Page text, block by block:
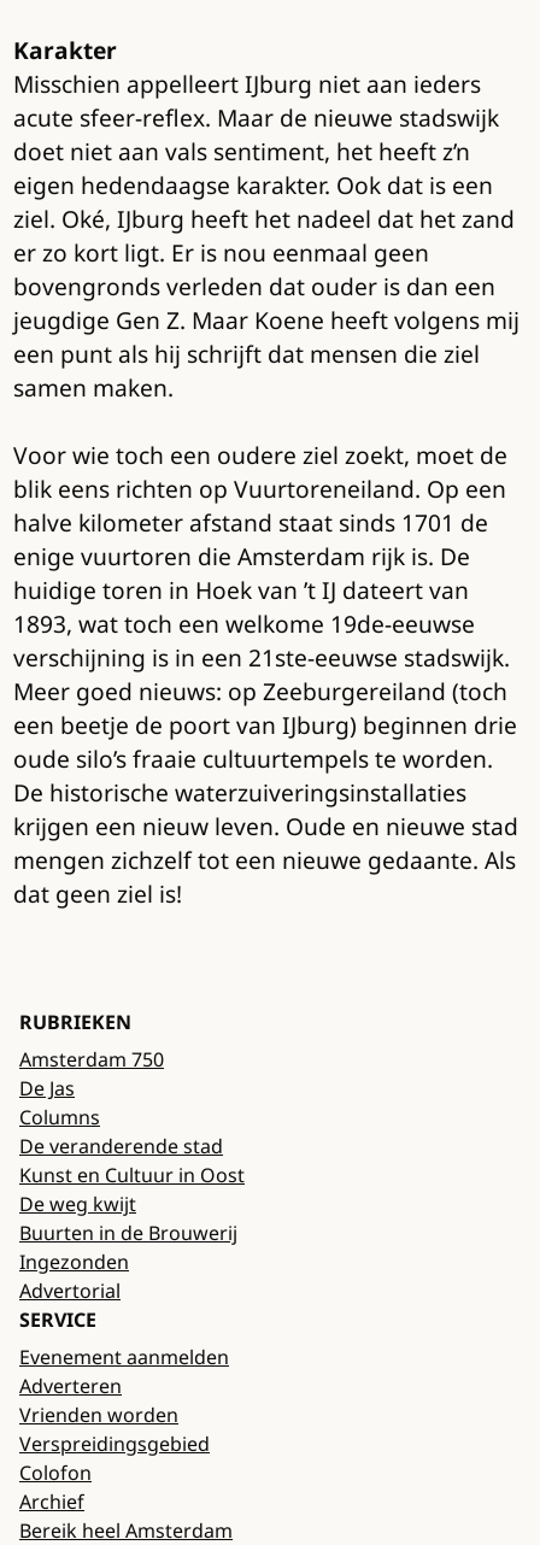
Karakter
Misschien appelleert IJburg niet aan ieders
acute sfeer-reflex. Maar de nieuwe stadswijk
doet niet aan vals sentiment, het heeft z’n
eigen hedendaagse karakter. Ook dat is een
ziel. Oké, IJburg heeft het nadeel dat het zand
er zo kort ligt. Er is nou eenmaal geen
bovengronds verleden dat ouder is dan een
jeugdige Gen Z. Maar Koene heeft volgens mij
een punt als hij schrijft dat mensen die ziel
samen maken.
Voor wie toch een oudere ziel zoekt, moet de
blik eens richten op Vuurtoreneiland. Op een
halve kilometer afstand staat sinds 1701 de
enige vuurtoren die Amsterdam rijk is. De
huidige toren in Hoek van ’t IJ dateert van
1893, wat toch een welkome 19de-eeuwse
verschijning is in een 21ste-eeuwse stadswijk.
Meer goed nieuws: op Zeeburgereiland (toch
een beetje de poort van IJburg) beginnen drie
oude silo’s fraaie cultuurtempels te worden.
De historische waterzuiveringsinstallaties
krijgen een nieuw leven. Oude en nieuwe stad
mengen zichzelf tot een nieuwe gedaante. Als
dat geen ziel is!
RUBRIEKEN
Amsterdam 750
De Jas
Columns
De veranderende stad
Kunst en Cultuur in Oost
De weg kwijt
Buurten in de Brouwerij
Ingezonden
Advertorial
SERVICE
Evenement aanmelden
Adverteren
Vrienden worden
Verspreidingsgebied
Colofon
Archief
Bereik heel Amsterdam